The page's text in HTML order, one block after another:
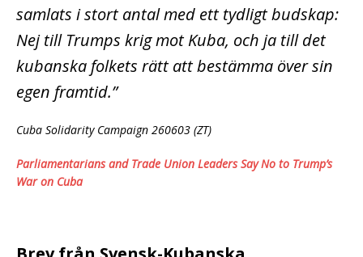
samlats i stort antal med ett tydligt budskap:
Nej till Trumps krig mot Kuba, och ja till det
kubanska folkets rätt att bestämma över sin
egen framtid.”
Cuba Solidarity Campaign 260603 (ZT)
Parliamentarians and Trade Union Leaders Say No to Trump’s
War on Cuba